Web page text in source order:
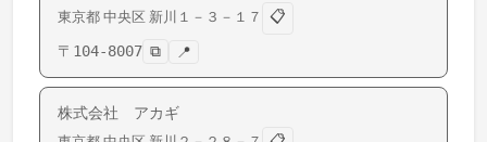
東京都 中央区 新川 １－３－１７
📋
〒 104-8007 ⧉ 📍
株式会社 アカギ